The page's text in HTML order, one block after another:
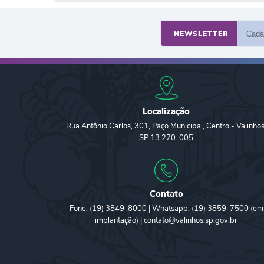
NEWSLETTER
Localização
Rua Antônio Carlos, 301, Paço Municipal, Centro -
SP 13.270-005
Contato
Fone: (19) 3849-8000 | Whatsapp: (19) 3859-7500 (em
implantação) | contato@valinhos.sp.gov.br